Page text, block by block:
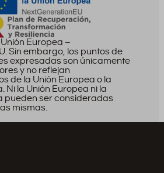
Europea –
Sin embargo, los puntos de
expresadas son únicamente
y no reflejan
de la Unión Europea o la
Ni la Unión Europea ni la
pueden ser consideradas
mismas.